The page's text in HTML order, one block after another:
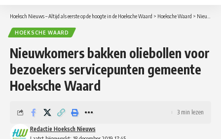
Hoeksch Nieuws – Altijd als eerste op de hoogte in de Hoeksche Waard > Hoeksche Waard > Nieuwkomers bakken oliebollen voor bezoekers servicepunten gemeente Hoeksche Waard
HOEKSCHE WAARD
Nieuwkomers bakken oliebollen voor
bezoekers servicepunten gemeente
Hoeksche Waard
Redactie Hoeksch Nieuws
3 min lezen